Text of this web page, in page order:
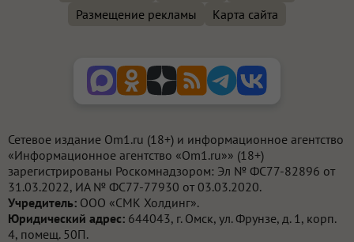
Размещение рекламы
Карта сайта
Сетевое издание Om1.ru (18+) и информационное агентство
«Информационное агентство «Om1.ru»» (18+)
зарегистрированы Роскомнадзором: Эл № ФС77-82896 от
31.03.2022, ИА № ФС77-77930 от 03.03.2020.
Учредитель: ООО «СМК Холдинг».
Юридический адрес: 644043, г. Омск, ул. Фрунзе, д. 1, корп.
4, помещ. 50П.